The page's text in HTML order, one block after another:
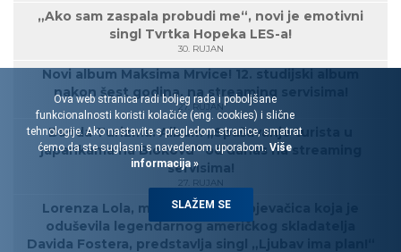
„Ako sam zaspala probudi me“, novi je emotivni
singl Tvrtka Hopeka LES-a!
30. RUJAN
Novi album Maksima Mrvice! 12. studijski album
nakon šest godina, na streaming servisima!
27. RUJAN
Banda Turizma: Album „Spašavanje turista u
japankama na Biokovu“ od danas na streaming
servisima!
27. RUJAN
Lorenza Lola, mlada rovinjska pjevačica koja je
oduševila legendarnog američkog skladatelja
Davida Fostera, predstavlja singl „Ljubav ima plan!“
Ova web stranica radi boljeg rada i poboljšane
funkcionalnosti koristi kolačiće (eng. cookies) i slične
tehnologije. Ako nastavite s pregledom stranice, smatrat
ćemo da ste suglasni s navedenom uporabom. Više
informacija »
SLAŽEM SE